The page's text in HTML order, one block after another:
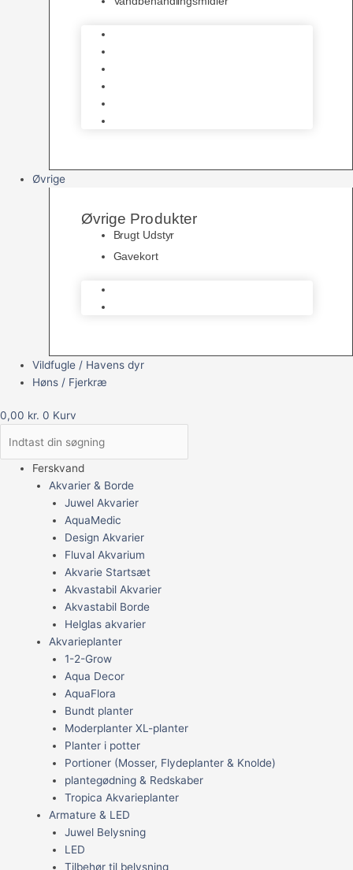
Øvrige
Øvrige Produkter
Brugt Udstyr
Gavekort
Vildfugle / Havens dyr
Høns / Fjerkræ
0,00 kr. 0 Kurv
Ferskvand
Akvarier & Borde
Juwel Akvarier
AquaMedic
Design Akvarier
Fluval Akvarium
Akvarie Startsæt
Akvastabil Akvarier
Akvastabil Borde
Helglas akvarier
Akvarieplanter
1-2-Grow
Aqua Decor
AquaFlora
Bundt planter
Moderplanter XL-planter
Planter i potter
Portioner (Mosser, Flydeplanter & Knolde)
plantegødning & Redskaber
Tropica Akvarieplanter
Armature & LED
Juwel Belysning
LED
Tilbehør til belysning